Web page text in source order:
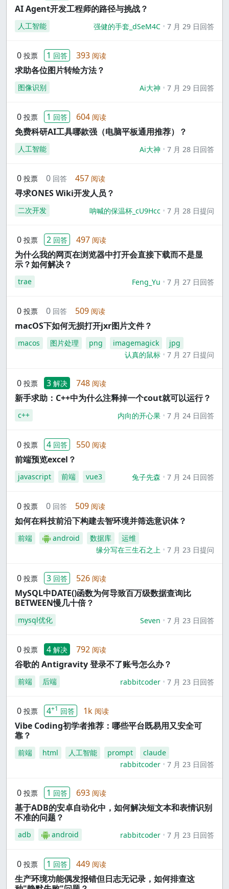
AI Agent开发工程师的路径与挑战？
人工智能 强健的手套_dSeM4C 7 月 29 日回答
0 投票 1 回答 393 阅读
求助各位图片转绘方法？
图像识别 Ai大神 7 月 29 日回答
0 投票 1 回答 604 阅读
免费科研AI工具哪款强（电脑平板通用推荐）？
人工智能 Ai大神 7 月 28 日回答
0 投票 0 回答 457 阅读
寻求ONES Wiki开发人员？
二次开发 呐喊的保温杯_cU9Hcc 7 月 28 日提问
0 投票 2 回答 497 阅读
为什么我的网页在浏览器中打开会直接下载而不是显
示？如何解决？
trae Feng_Yu 7 月 27 日回答
0 投票 0 回答 509 阅读
macOS下如何无损打开jxr图片文件？
macos 图片处理 png imagemagick
jpg
认真的鼠标
7 月 27 日提问
0 投票 3 解决 748 阅读
新手求助：C++中为什么注释掉一个cout就可以运行？
c++ 内向的开心果 7 月 24 日回答
0 投票 4 回答 550 阅读
前端预览excel？
javascript 前端 vue3 兔子先森 7 月 24 日回答
0 投票 0 回答 509 阅读
如何在科技前沿下构建去智环境并筛选意识体？
前端 android 数据库
运维
缘分写在三生石之上
7 月 23 日提问
0 投票 3 回答 526 阅读
MySQL中DATE()函数为何导致百万级数据查询比
BETWEEN慢几十倍？
mysql优化 Seven 7 月 23 日回答
0 投票 4 解决 792 阅读
谷歌的 Antigravity 登录不了账号怎么办？
前端 后端 rabbitcoder 7 月 23 日回答
0 投票 4+1 回答 1k 阅读
Vibe Coding初学者推荐：哪些平台既易用又安全可
靠？
前端 html 人工智能 prompt
claude
rabbitcoder
7 月 23 日回答
0 投票 1 回答 693 阅读
基于ADB的安卓自动化中，如何解决短文本和表情识别
不准的问题？
adb android rabbitcoder 7 月 23 日回答
0 投票 1 回答 449 阅读
生产环境功能偶发报错但日志无记录，如何排查这